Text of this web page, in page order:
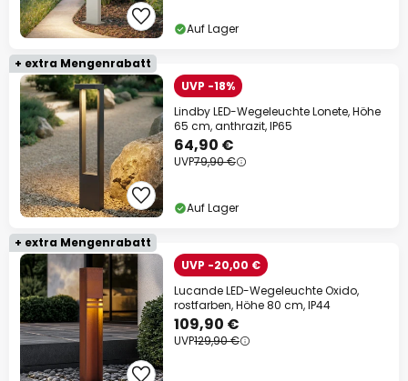
Auf Lager
+ extra Mengenrabatt
UVP -18%
Lindby LED-Wegeleuchte Lonete, Höhe
65 cm, anthrazit, IP65
64,90 €
UVP79,90 €
Auf Lager
+ extra Mengenrabatt
UVP -20,00 €
Lucande LED-Wegeleuchte Oxido,
rostfarben, Höhe 80 cm, IP44
109,90 €
UVP129,90 €